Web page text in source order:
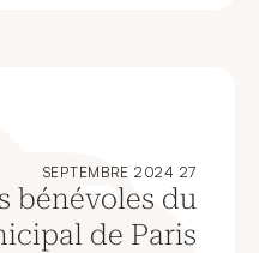
27 SEPTEMBRE 2024
bénévoles du
de Paris !